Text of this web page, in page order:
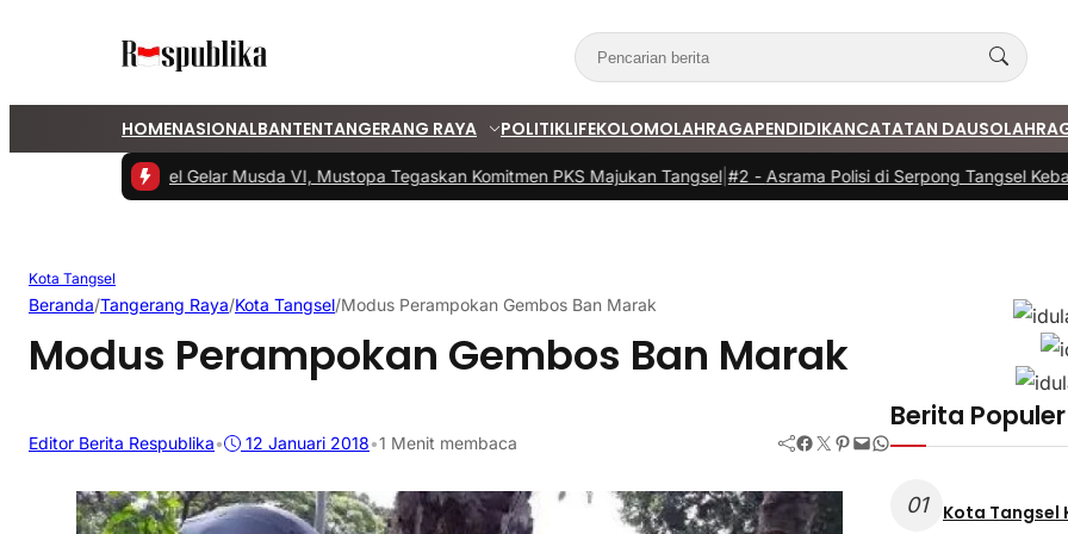
HOMENASIONALBANTENTANGERANG RAYA POLITIKLIFEKOLOMOLAHRAGAPENDIDIKANCATATAN DAUS
PKS Tangsel Gelar Musda VI, Mustopa Tegaskan Komitmen PKS Majukan Tangsel|#2 -Asrama Polisi di Serpong Tangsel
Kota Tangsel
Beranda/Tangerang Raya/Kota Tangsel/Modus Perampokan Gembos Ban Marak
Modus Perampokan Gembos Ban Marak
Editor Berita Respublika• 12 Januari 2018•1 Menit membaca Facebook Twitter Pinterest Mail WhatsApp
Berita Populer
01 Kota Tangsel